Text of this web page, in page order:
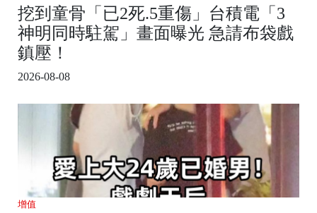
挖到童骨「已2死.5重傷」台積電「3
神明同時駐駕」畫面曝光 急請布袋戲
鎮壓！
2026-08-08
增值